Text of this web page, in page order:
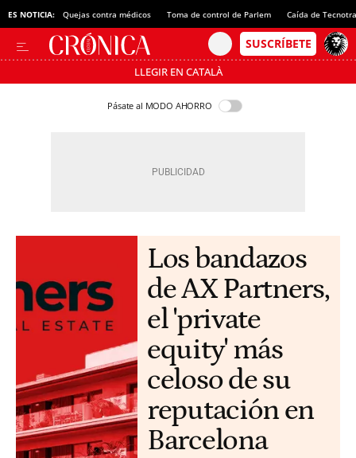
ES NOTICIA: Quejas contra médicos Toma de control de Parlem Caída de
LLEGIR EN CATALÀ
Pásate al MODO AHORRO
Los bandazos
de AX Partners,
el 'private
equity' más
celoso de su
reputación en
Barcelona